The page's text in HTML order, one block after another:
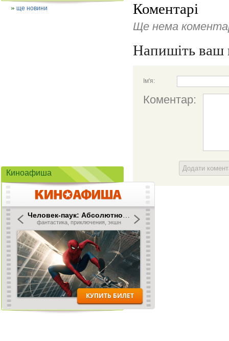
Коментарі
Ще нема
Напишіть ваш
Ім'я:
Коментар:
Додати
ще новини
Киноафиша